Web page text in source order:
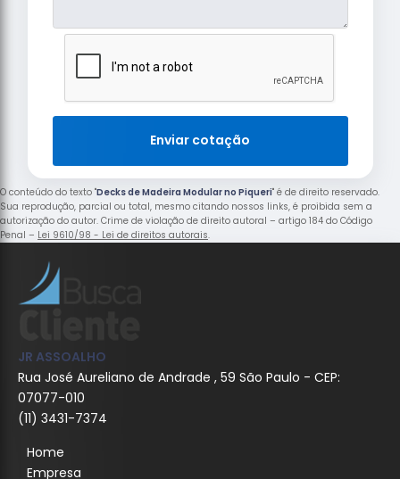
Enviar cotação
O conteúdo do texto "Decks de Madeira Modular no Piqueri" é de direito reservado.
Sua reprodução, parcial ou total, mesmo citando nossos links, é proibida sem a
autorização do autor. Crime de violação de direito autoral – artigo 184 do Código
Penal – Lei 9610/98 - Lei de direitos autorais.
JR ASSOALHO
Rua José Aureliano de Andrade , 59 São Paulo - CEP:
07077-010
(11) 3431-7374
Home
Empresa